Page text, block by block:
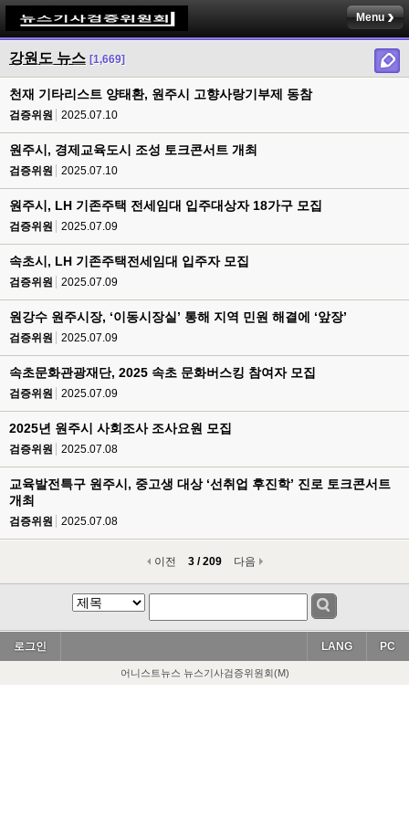
Menu
강원도 뉴스 [1,669]
천재 기타리스트 양태환, 원주시 고향사랑기부제 동참
검증위원 2025.07.10
원주시, 경제교육도시 조성 토크콘서트 개최
검증위원 2025.07.10
원주시, LH 기존주택 전세임대 입주대상자 18가구 모집
검증위원 2025.07.09
속초시, LH 기존주택전세임대 입주자 모집
검증위원 2025.07.09
원강수 원주시장, ‘이동시장실’ 통해 지역 민원 해결에 ‘앞장’
검증위원 2025.07.09
속초문화관광재단, 2025 속초 문화버스킹 참여자 모집
검증위원 2025.07.09
2025년 원주시 사회조사 조사요원 모집
검증위원 2025.07.08
교육발전특구 원주시, 중고생 대상 ‘선취업 후진학’ 진로 토크콘서트
개최
검증위원 2025.07.08
이전 3 / 209 다음
로그인 PC
LANG
어니스트뉴스 뉴스기사검증위원회(M)